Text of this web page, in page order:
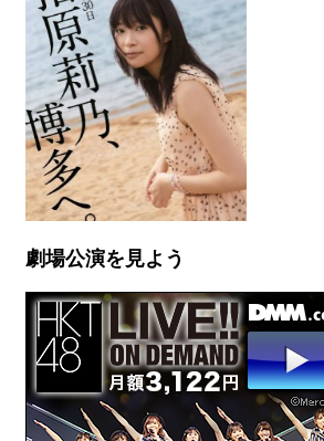
劇場公演を見よう